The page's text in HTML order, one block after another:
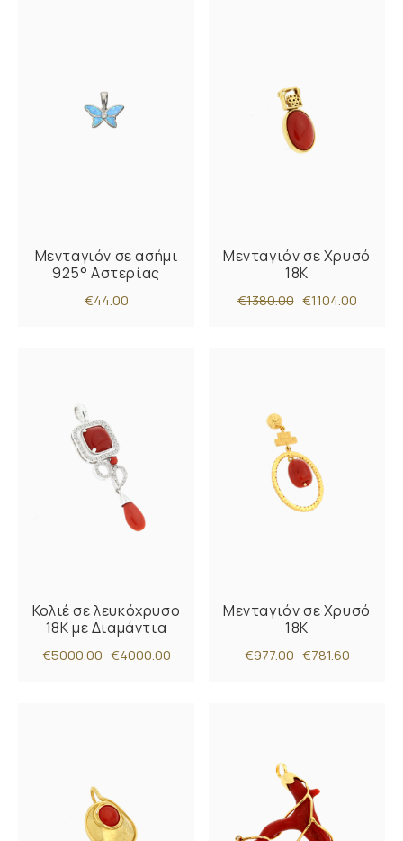
Μενταγιόν σε ασήμι
925° Αστερίας
€44.00
Μενταγιόν σε Χρυσό
18K
€1380.00 €1104.00
Κολιέ σε λευκόχρυσο
18Κ με Διαμάντια
€5000.00 €4000.00
Μενταγιόν σε Χρυσό
18K
€977.00 €781.60